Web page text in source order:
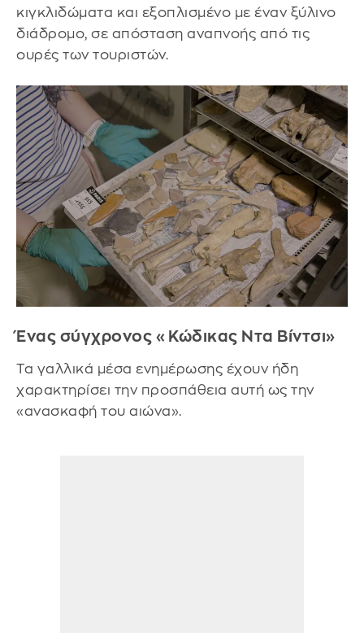
κιγκλιδώματα και εξοπλισμένο με έναν ξύλινο
διάδρομο, σε απόσταση αναπνοής από τις
ουρές των τουριστών.
Ένας σύγχρονος «Κώδικας Ντα Βίντσι»
Τα γαλλικά μέσα ενημέρωσης έχουν ήδη
χαρακτηρίσει την προσπάθεια αυτή ως την
«ανασκαφή του αιώνα».